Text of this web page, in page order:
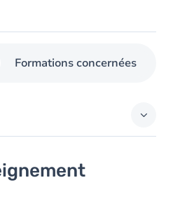
Formations concernées